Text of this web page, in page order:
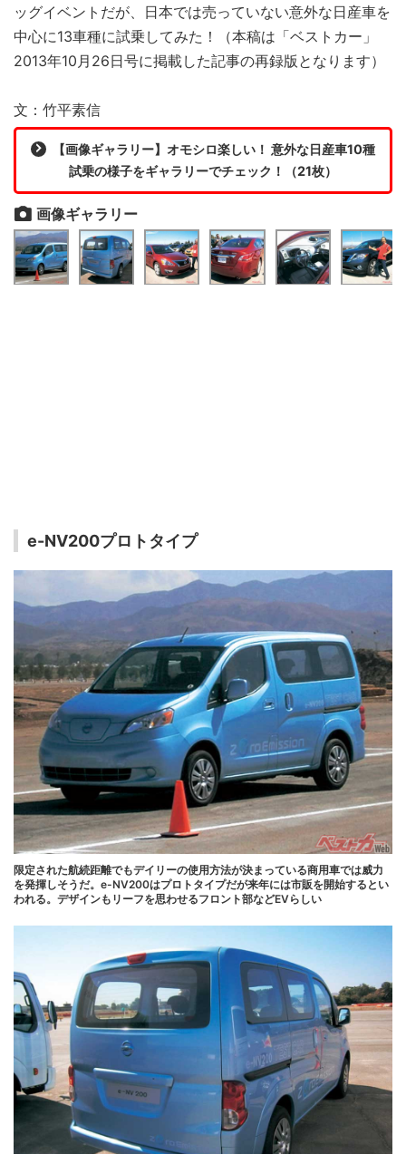
ッグイベントだが、日本では売っていない意外な日産車を
中心に13車種に試乗してみた！（本稿は「ベストカー」
2013年10月26日号に掲載した記事の再録版となります）
文：竹平素信
【画像ギャラリー】オモシロ楽しい！ 意外な日産車10種
試乗の様子をギャラリーでチェック！（21枚）
画像ギャラリー
e-NV200プロトタイプ
限定された航続距離でもデイリーの使用方法が決まっている商用車では威力
を発揮しそうだ。e-NV200はプロトタイプだが来年には市販を開始するとい
われる。デザインもリーフを思わせるフロント部などEVらしい